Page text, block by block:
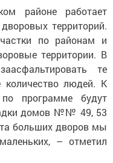
районе работает
территорий.
по районам и
территории. В
те
людей. К
программе будут
домов №№ 49, 53
больших дворов мы
– отметил